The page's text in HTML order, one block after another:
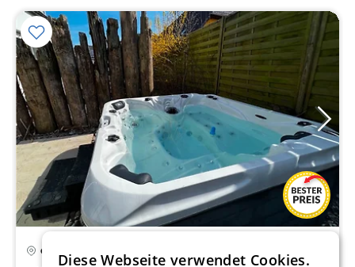
GöhrenDiese Webseite verwendet Cookies.